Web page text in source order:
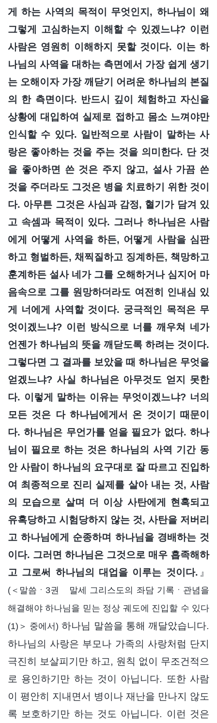
게 하는 사역의 목적이 무엇인지, 하나님이 왜
그렇게 고심하는지 이해할 수 있겠느냐? 이런
사람은 영원히 이해하지 못할 것이다. 이는 하
나님의 사역을 대하는 측면에서 가장 쉽게 생기
는 오해이자 가장 깨닫기 어려운 하나님의 본질
의 한 측면이다. 반드시 깊이 체험하고 자신을
상황에 대입하여 실제로 접하고 몸소 느껴야만
인식할 수 있다. 일반적으로 사람이 말하는 사
랑은 좋아하는 것을 주는 것을 의미한다. 단 것
을 좋아하면 쓴 것은 주지 않고, 설사 가끔 쓴
것을 주더라도 그것은 병을 치료하기 위한 것이
다. 아무튼 그것은 사심과 감정, 혈기가 담겨 있
고 속셈과 목적이 있다. 그러나 하나님은 사람
에게 어떻게 사역을 하든, 어떻게 사람을 심판
하고 형벌하든, 채찍질하고 징계하든, 책망하고
훈계하든 설사 네가 그를 오해하거나 심지어 마
음속으로 그를 원망하더라도 여전히 인내심 있
게 너에게 사역할 것이다. 궁극적인 목적은 무
엇이겠느냐? 이런 방식으로 너를 깨우쳐 네가
언젠가 하나님의 뜻을 깨닫도록 하려는 것이다.
그렇다면 그 결과를 보았을 때 하나님은 무엇을
얻겠느냐? 사실 하나님은 아무것도 얻지 못한
다. 이렇게 말하는 이유는 무엇이겠느냐? 너의
모든 것은 다 하나님에게서 온 것이기 때문이
다. 하나님은 무언가를 얻을 필요가 없다. 하나
님이 필요로 하는 것은 하나님의 사역 기간 동
안 사람이 하나님의 요구대로 잘 따르고 진입하
여 최종적으로 진리 실제를 살아 내는 것, 사람
의 모습으로 살며 더 이상 사탄에게 현혹되고
유혹당하고 시험당하지 않는 것, 사탄을 저버리
고 하나님에게 순종하며 하나님을 경배하는 것
이다. 그러면 하나님은 그것으로 매우 흡족해하
고 그로써 하나님의 대업을 이루는 것이다. 』
(＜말씀ㆍ3권 말세 그리스도의 좌담 기록ㆍ관념을
해결해야 하나님을 믿는 정상 궤도에 진입할 수 있다
(1)＞ 중에서) 하나님 말씀을 통해 깨달았습니다.
하나님의 사랑은 부모나 가족의 사랑처럼 단지
극진히 보살피기만 하고, 원칙 없이 무조건적으
로 용인하기만 하는 것이 아닙니다. 또한 사람
이 평안히 지내면서 병이나 재난을 만나지 않도
록 보호하기만 하는 것도 아닙니다. 이런 것은